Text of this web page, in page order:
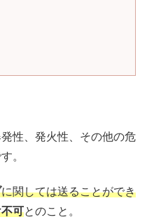
性、発火性、その他の危
。
に関しては送ることができ
可とのこと。